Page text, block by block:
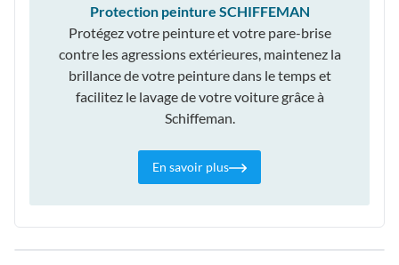
Protection peinture SCHIFFEMAN
Protégez votre peinture et votre pare-brise
contre les agressions extérieures, maintenez la
brillance de votre peinture dans le temps et
facilitez le lavage de votre voiture grâce à
Schiffeman.
En savoir plus